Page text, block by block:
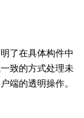
了在具体构件中
致的方式处理未
端的透明操作。